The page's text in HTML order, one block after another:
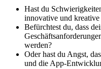
Hast du
innovative und
Befürchtest du, dass
werden?
Oder hast du Angst,
und die App-